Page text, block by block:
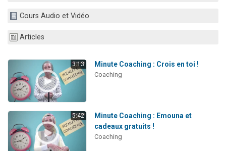
Cours Audio et Vidéo
Articles
3:13 Minute Coaching : Crois en toi !
Coaching
5:42
Minute Coaching : Emouna et
cadeaux gratuits !
Coaching